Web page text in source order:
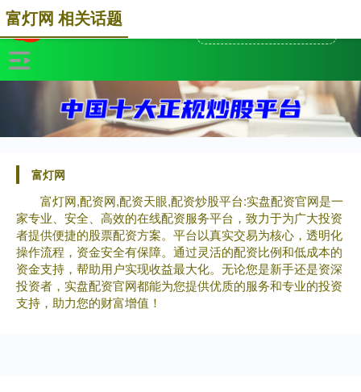
富灯网
富灯网,配资网,配资天眼,配资炒股平台:实盘配资官网是一
家专业、安全、高效的在线配资服务平台，致力于为广大投资
者提供便捷的股票配资方案。平台以真实交易为核心，透明化
操作流程，资金安全有保障。通过灵活的配资比例和低成本的
资金支持，帮助用户实现收益最大化。无论您是新手还是资深
投资者，实盘配资官网都能为您提供优质的服务和专业的投资
支持，助力您的财富增值！
富灯网 相关话题